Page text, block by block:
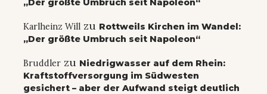
„Der größte Umbruch seit Napoleon“
Karlheinz Will zu Rottweils Kirchen im Wandel:
„Der größte Umbruch seit Napoleon“
Bruddler zu Niedrigwasser auf dem Rhein:
Kraftstoffversorgung im Südwesten
gesichert – aber der Aufwand steigt deutlich